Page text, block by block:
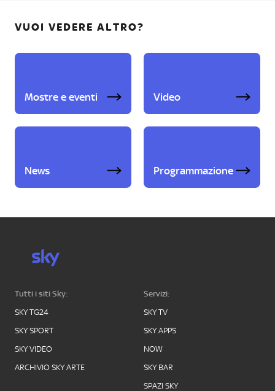
VUOI VEDERE ALTRO?
Mostre e eventi Video
News Programmazione
Tutti i siti Sky:
SKY TG24
SKY SPORT
SKY VIDEO
ARCHIVIO SKY ARTE
Servizi:
SKY TV
SKY APPS
NOW
SKY BAR
SPAZI SKY